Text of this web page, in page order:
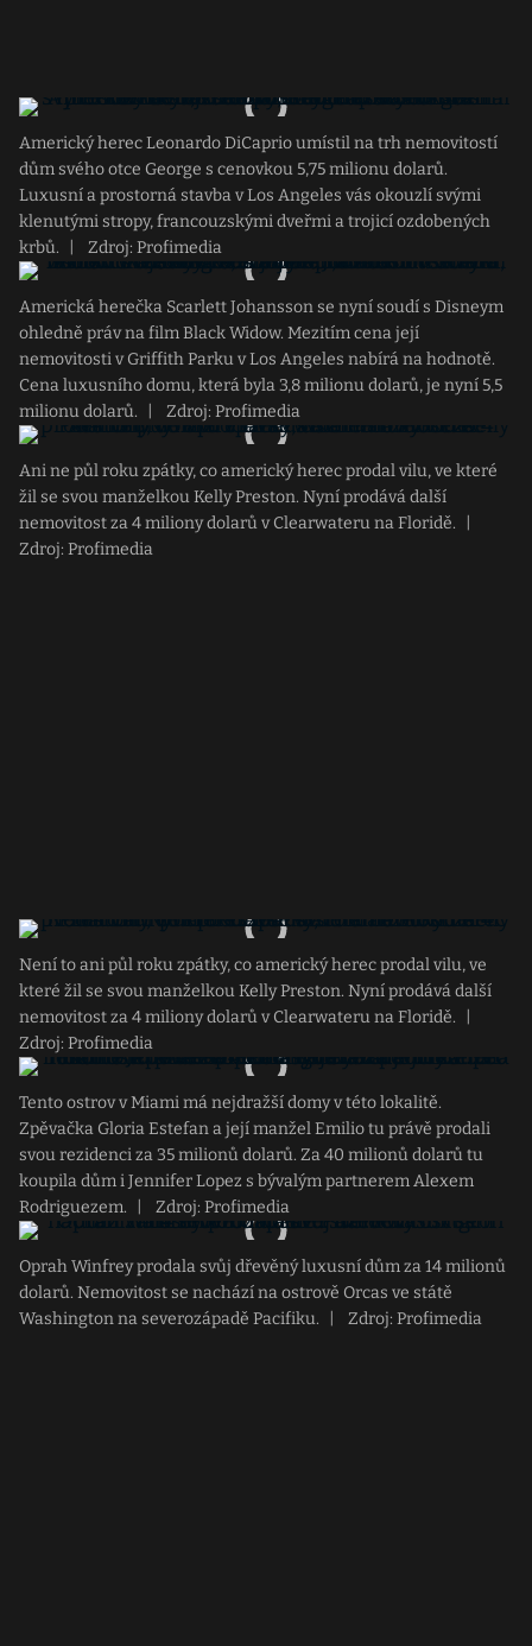
Americký herec Leonardo DiCaprio umístil na trh nemovitostí
dům svého otce George s cenovkou 5,75 milionu dolarů.
Luxusní a prostorná stavba v Los Angeles vás okouzlí svými
klenutými stropy, francouzskými dveřmi a trojicí ozdobených
krbů.
Zdroj: Profimedia
Americká herečka Scarlett Johansson se nyní soudí s Disneym
ohledně práv na film Black Widow. Mezitím cena její
nemovitosti v Griffith Parku v Los Angeles nabírá na hodnotě.
Cena luxusního domu, která byla 3,8 milionu dolarů, je nyní 5,5
milionu dolarů.
Zdroj: Profimedia
Ani ne půl roku zpátky, co americký herec prodal vilu, ve které
žil se svou manželkou Kelly Preston. Nyní prodává další
nemovitost za 4 miliony dolarů v Clearwateru na Floridě.
Zdroj: Profimedia
Není to ani půl roku zpátky, co americký herec prodal vilu, ve
které žil se svou manželkou Kelly Preston. Nyní prodává další
nemovitost za 4 miliony dolarů v Clearwateru na Floridě.
Zdroj: Profimedia
Tento ostrov v Miami má nejdražší domy v této lokalitě.
Zpěvačka Gloria Estefan a její manžel Emilio tu právě prodali
svou rezidenci za 35 milionů dolarů. Za 40 milionů dolarů tu
koupila dům i Jennifer Lopez s bývalým partnerem Alexem
Rodriguezem.
Zdroj: Profimedia
Oprah Winfrey prodala svůj dřevěný luxusní dům za 14 milionů
dolarů. Nemovitost se nachází na ostrově Orcas ve státě
Washington na severozápadě Pacifiku.
Zdroj: Profimedia